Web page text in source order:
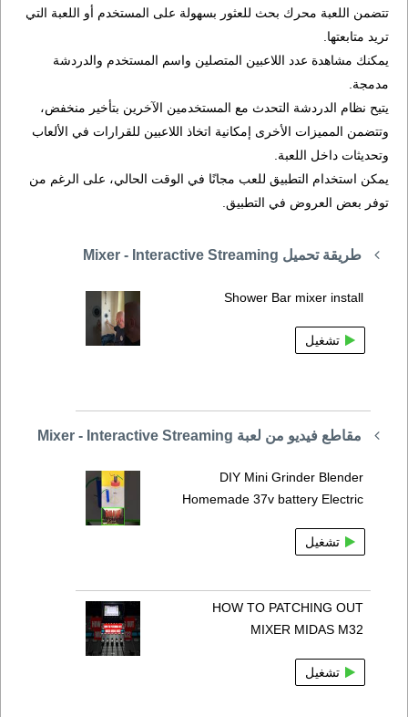
تتضمن اللعبة محرك بحث للعثور بسهولة على المستخدم أو اللعبة التي
تريد متابعتها.
يمكنك مشاهدة عدد اللاعبين المتصلين واسم المستخدم والدردشة
مدمجة.
يتيح نظام الدردشة التحدث مع المستخدمين الآخرين بتأخير منخفض،
وتتضمن المميزات الأخرى إمكانية اتخاذ اللاعبين للقرارات في الألعاب
وتحديثات داخل اللعبة.
يمكن استخدام التطبيق للعب مجانًا في الوقت الحالي، على الرغم من
توفر بعض العروض في التطبيق.
طريقة تحميل Mixer - Interactive Streaming
Shower Bar mixer install
تشغيل
مقاطع فيديو من لعبة Mixer - Interactive Streaming
DIY Mini Grinder Blender
Homemade 37v battery Electric
تشغيل
HOW TO PATCHING OUT
MIXER MIDAS M32
تشغيل